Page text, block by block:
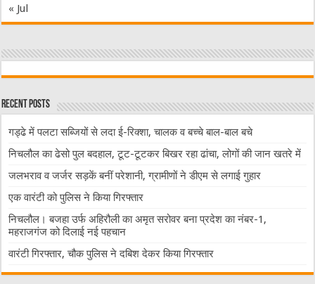
« Jul
Recent Posts
गड्ढे में पलटा सब्जियों से लदा ई-रिक्शा, चालक व बच्चे बाल-बाल बचे
निचलौल का ढेसो पुल बदहाल, टूट-टूटकर बिखर रहा ढांचा, लोगों की जान खतरे में
जलभराव व जर्जर सड़कें बनीं परेशानी, ग्रामीणों ने डीएम से लगाई गुहार
एक वारंटी को पुलिस ने किया गिरफ्तार
निचलौल। बजहा उर्फ अहिरौली का अमृत सरोवर बना प्रदेश का नंबर-1,
महराजगंज को दिलाई नई पहचान
वारंटी गिरफ्तार, चौक पुलिस ने दबिश देकर किया गिरफ्तार